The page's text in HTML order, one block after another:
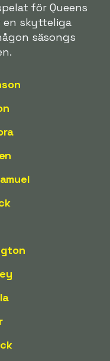
för Queens
en skytteliga
säsongs